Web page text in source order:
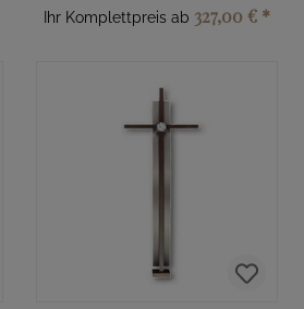
Ihr Komplettpreis ab 327,00 € *